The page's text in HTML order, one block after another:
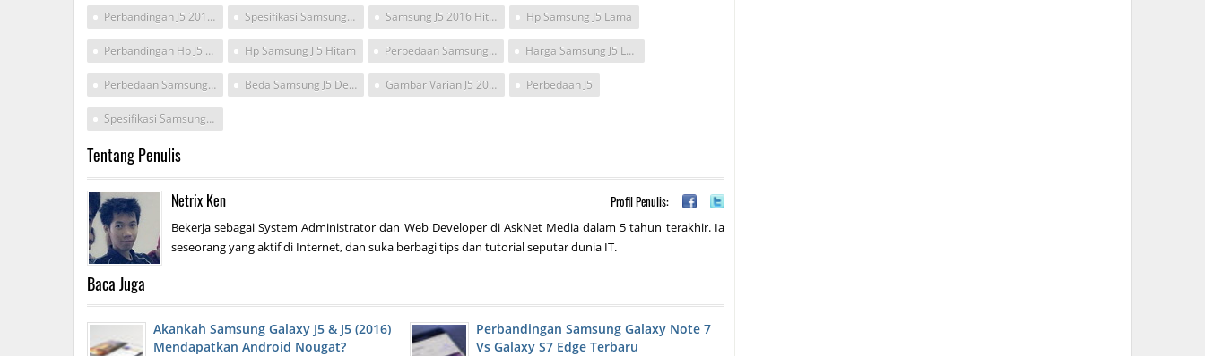
Perbandingan J5 2015 Dengan 2016 Spesifikasi Samsung J5 2016 Samsung J5 2016 Hitam Hp Samsung J5 Lama
Perbandingan Hp J5 2015 Vs J5 2016 Hp Samsung J 5 Hitam Perbedaan Samsung J5 Biasa Dan J5 2016 Harga Samsung J5 Lama
Perbedaan Samsung J5 Dan J5 2016 Beda Samsung J5 Dengan J5 2016 Gambar Varian J5 2016 Perbedaan J5
Spesifikasi Samsung J5 2015
Tentang Penulis
Netrix Ken Profil Penulis:
Bekerja sebagai System Administrator dan Web Developer di AskNet Media dalam 5 tahun terakhir. Ia
seseorang yang aktif di Internet, dan suka berbagi tips dan tutorial seputar dunia IT.
Baca Juga
Akankah Samsung Galaxy J5 & J5 (2016)
Mendapatkan Android Nougat?
Perbandingan Samsung Galaxy Note 7
Vs Galaxy S7 Edge Terbaru